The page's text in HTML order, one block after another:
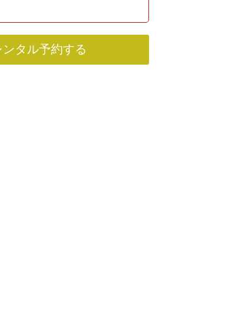
ンタル予約する